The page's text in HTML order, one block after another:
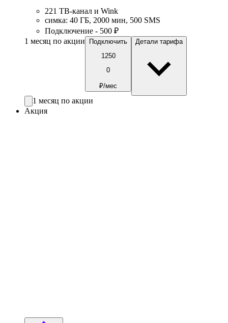
221 ТB-канал и Wink
симка: 40 ГБ, 2000 мин, 500 SMS
Подключение - 500 ₽
1 месяц по акции
Подключить
1250
0
₽/мес
Детали тарифа
1 месяц по акции
Акция